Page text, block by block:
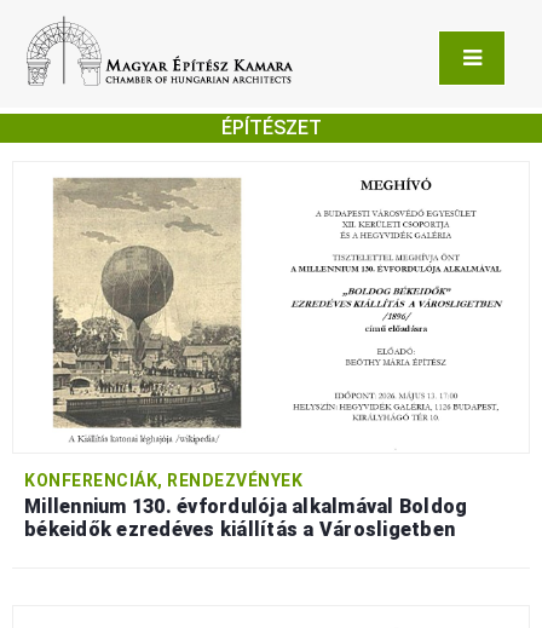
ÉPÍTÉSZET
KONFERENCIÁK, RENDEZVÉNYEK
Millennium 130. évfordulója alkalmával Boldog
békeidők ezredéves kiállítás a Városligetben